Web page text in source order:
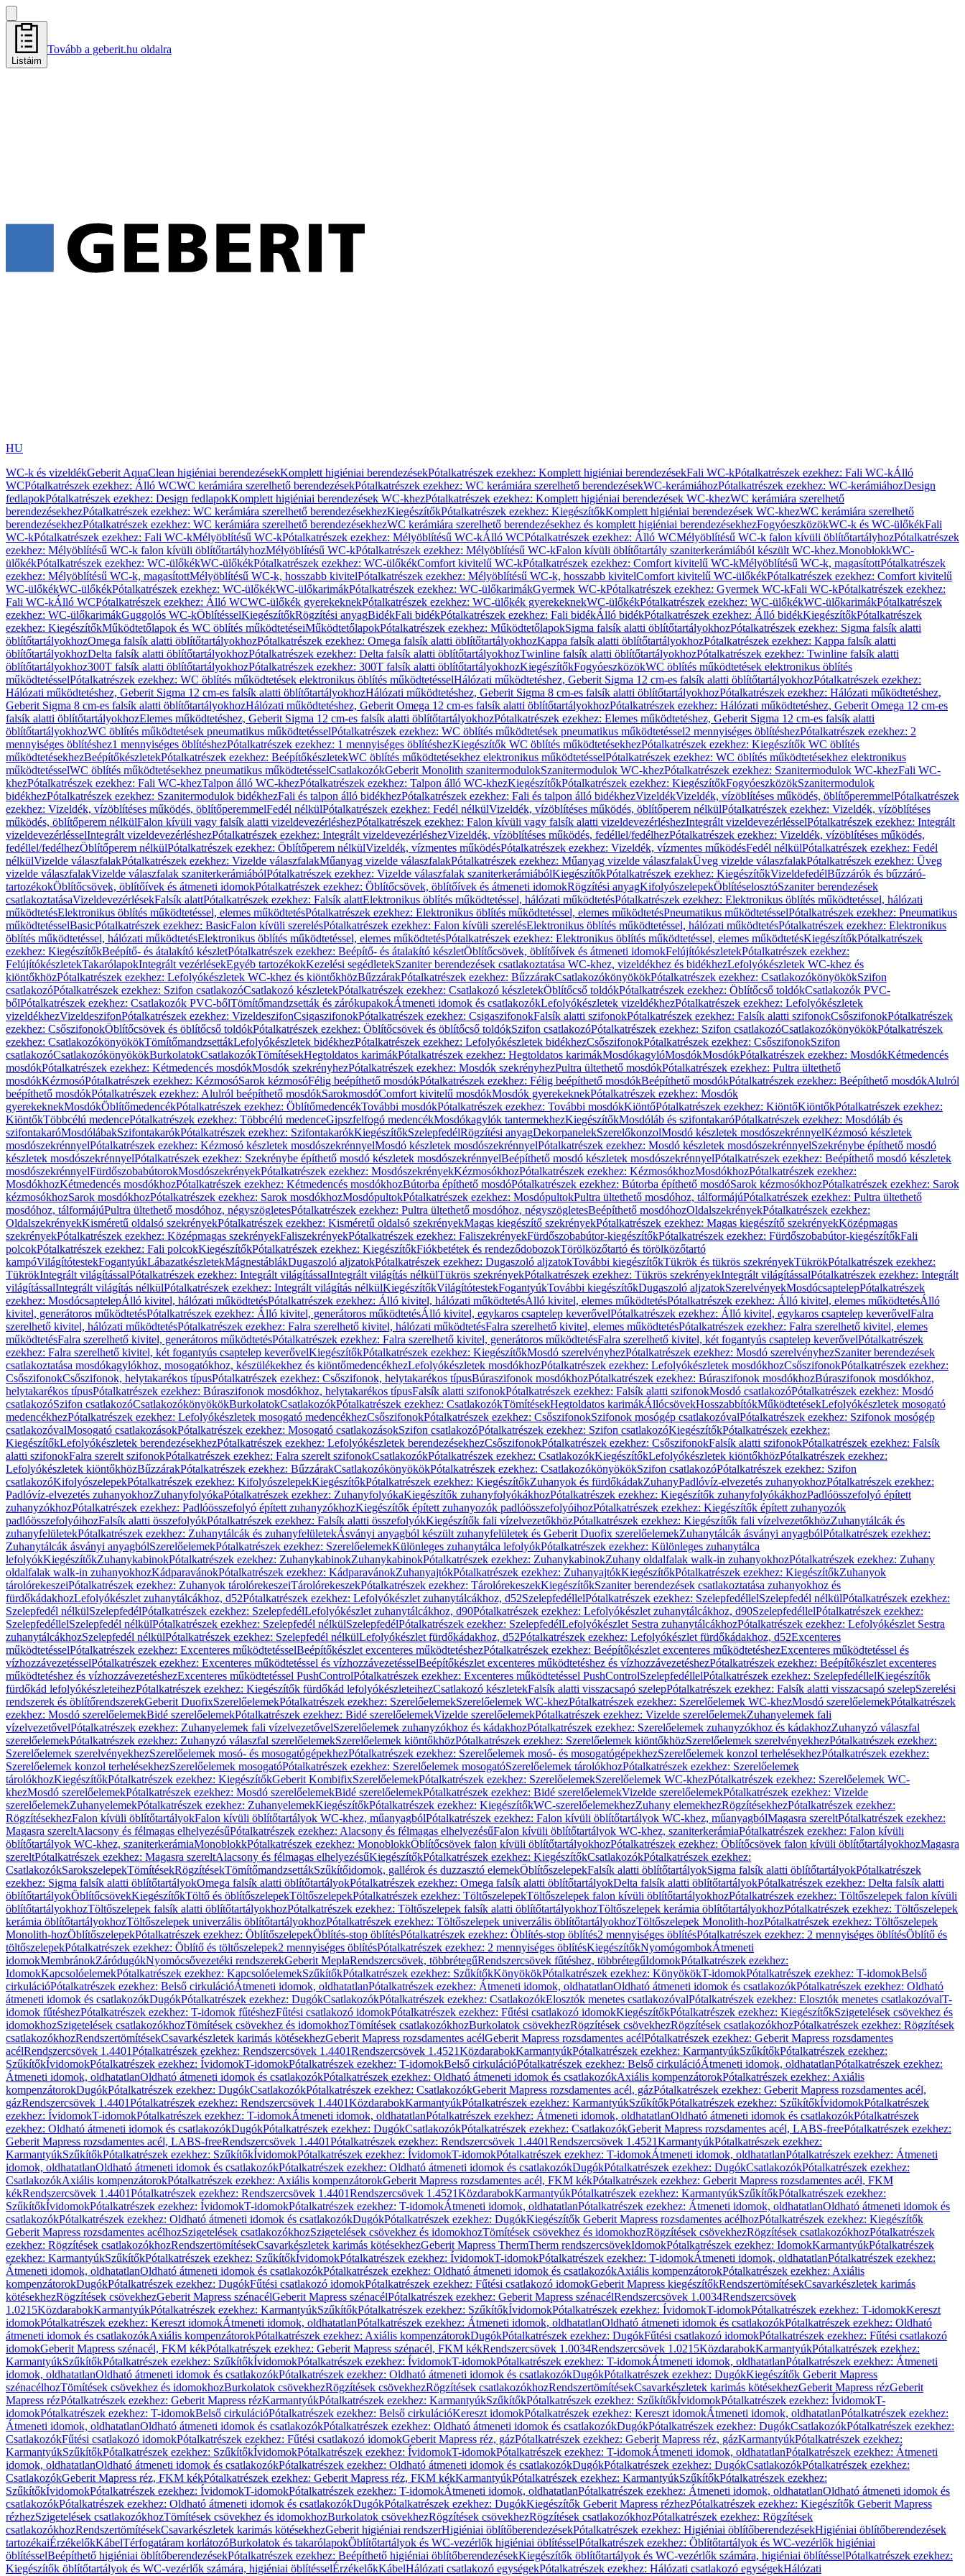
Listáim
Tovább a geberit.hu oldalra
HU
WC-k és vizeldékGeberit AquaClean higiéniai berendezésekKomplett higiéniai berendezésekPótalkatrészek ezekhez: Komplett higiéniai berendezésekFali WC-kPótalkatrészek ezekhez: Fali WC-kÁlló
WCPótalkatrészek ezekhez: Álló WCWC kerámiára szerelhető berendezésekPótalkatrészek ezekhez: WC kerámiára szerelhető berendezésekWC-kerámiáhozPótalkatrészek ezekhez: WC-kerámiáhozDesign
fedlapokPótalkatrészek ezekhez: Design fedlapokKomplett higiéniai berendezések WC-khezPótalkatrészek ezekhez: Komplett higiéniai berendezések WC-khezWC kerámiára szerelhető
berendezésekhezPótalkatrészek ezekhez: WC kerámiára szerelhető berendezésekhezKiegészítőkPótalkatrészek ezekhez: KiegészítőkKomplett higiéniai berendezések WC-khezWC kerámiára szerelhető
berendezésekhezPótalkatrészek ezekhez: WC kerámiára szerelhető berendezésekhezWC kerámiára szerelhető berendezésekhez és komplett higiéniai berendezésekhezFogyóeszközökWC-k és WC-ülőkékFali
WC-kPótalkatrészek ezekhez: Fali WC-kMélyöblítésű WC-kPótalkatrészek ezekhez: Mélyöblítésű WC-kÁlló WCPótalkatrészek ezekhez: Álló WCMélyöblítésű WC-k falon kívüli öblítőtartályhozPótalkatrészek
ezekhez: Mélyöblítésű WC-k falon kívüli öblítőtartályhozMélyöblítésű WC-kPótalkatrészek ezekhez: Mélyöblítésű WC-kFalon kívüli öblítőtartály szaniterkerámiából készült WC-khez.MonoblokkWC-
ülőkékPótalkatrészek ezekhez: WC-ülőkékWC-ülőkékPótalkatrészek ezekhez: WC-ülőkékComfort kivitelű WC-kPótalkatrészek ezekhez: Comfort kivitelű WC-kMélyöblítésű WC-k, magasítottPótalkatrészek
ezekhez: Mélyöblítésű WC-k, magasítottMélyöblítésű WC-k, hosszabb kivitelPótalkatrészek ezekhez: Mélyöblítésű WC-k, hosszabb kivitelComfort kivitelű WC-ülőkékPótalkatrészek ezekhez: Comfort kivitelű
WC-ülőkékWC-ülőkékPótalkatrészek ezekhez: WC-ülőkékWC-ülőkarimákPótalkatrészek ezekhez: WC-ülőkarimákGyermek WC-kPótalkatrészek ezekhez: Gyermek WC-kFali WC-kPótalkatrészek ezekhez:
Fali WC-kÁlló WCPótalkatrészek ezekhez: Álló WCWC-ülőkék gyerekeknekPótalkatrészek ezekhez: WC-ülőkék gyerekeknekWC-ülőkékPótalkatrészek ezekhez: WC-ülőkékWC-ülőkarimákPótalkatrészek
ezekhez: WC-ülőkarimákGuggolós WC-kÖblítésselKiegészítőkRögzítési anyagBidékFali bidékPótalkatrészek ezekhez: Fali bidékÁlló bidékPótalkatrészek ezekhez: Álló bidékKiegészítőkPótalkatrészek
ezekhez: KiegészítőkMűködtetőlapok és WC öblítés működtetéseiMűködtetőlapokPótalkatrészek ezekhez: MűködtetőlapokSigma falsík alatti öblítőtartályokhozPótalkatrészek ezekhez: Sigma falsík alatti
öblítőtartályokhozOmega falsík alatti öblítőtartályokhozPótalkatrészek ezekhez: Omega falsík alatti öblítőtartályokhozKappa falsík alatti öblítőtartályokhozPótalkatrészek ezekhez: Kappa falsík alatti
öblítőtartályokhozDelta falsík alatti öblítőtartályokhozPótalkatrészek ezekhez: Delta falsík alatti öblítőtartályokhozTwinline falsík alatti öblítőtartályokhozPótalkatrészek ezekhez: Twinline falsík alatti
öblítőtartályokhoz300T falsík alatti öblítőtartályokhozPótalkatrészek ezekhez: 300T falsík alatti öblítőtartályokhozKiegészítőkFogyóeszközökWC öblítés működtetések elektronikus öblítés
működtetésselPótalkatrészek ezekhez: WC öblítés működtetések elektronikus öblítés működtetésselHálózati működtetéshez, Geberit Sigma 12 cm-es falsík alatti öblítőtartályokhozPótalkatrészek ezekhez:
Hálózati működtetéshez, Geberit Sigma 12 cm-es falsík alatti öblítőtartályokhozHálózati működtetéshez, Geberit Sigma 8 cm-es falsík alatti öblítőtartályokhozPótalkatrészek ezekhez: Hálózati működtetéshez,
Geberit Sigma 8 cm-es falsík alatti öblítőtartályokhozHálózati működtetéshez, Geberit Omega 12 cm-es falsík alatti öblítőtartályokhozPótalkatrészek ezekhez: Hálózati működtetéshez, Geberit Omega 12 cm-es
falsík alatti öblítőtartályokhozElemes működtetéshez, Geberit Sigma 12 cm-es falsík alatti öblítőtartályokhozPótalkatrészek ezekhez: Elemes működtetéshez, Geberit Sigma 12 cm-es falsík alatti
öblítőtartályokhozWC öblítés működtetések pneumatikus működtetésselPótalkatrészek ezekhez: WC öblítés működtetések pneumatikus működtetéssel2 mennyiséges öblítéshezPótalkatrészek ezekhez: 2
mennyiséges öblítéshez1 mennyiséges öblítéshezPótalkatrészek ezekhez: 1 mennyiséges öblítéshezKiegészítők WC öblítés működtetésekhezPótalkatrészek ezekhez: Kiegészítők WC öblítés
működtetésekhezBeépítőkészletekPótalkatrészek ezekhez: BeépítőkészletekWC öblítés működtetésekhez elektronikus működtetésselPótalkatrészek ezekhez: WC öblítés működtetésekhez elektronikus
működtetésselWC öblítés működtetésekhez pneumatikus működtetésselCsatlakozókGeberit Monolith szanitermodulokSzanitermodulok WC-khezPótalkatrészek ezekhez: Szanitermodulok WC-khezFali WC-
khezPótalkatrészek ezekhez: Fali WC-khezTalpon álló WC-khezPótalkatrészek ezekhez: Talpon álló WC-khezKiegészítőkPótalkatrészek ezekhez: KiegészítőkFogyóeszközökSzanitermodulok
bidékhezPótalkatrészek ezekhez: Szanitermodulok bidékhezFali és talpon álló bidékhezPótalkatrészek ezekhez: Fali és talpon álló bidékhezVizeldékVizeldék, vízöblítéses működés, öblítőperemmelPótalkatrészek
ezekhez: Vizeldék, vízöblítéses működés, öblítőperemmelFedél nélkülPótalkatrészek ezekhez: Fedél nélkülVizeldék, vízöblítéses működés, öblítőperem nélkülPótalkatrészek ezekhez: Vizeldék, vízöblítéses
működés, öblítőperem nélkülFalon kívüli vagy falsík alatti vizeldevezérléshezPótalkatrészek ezekhez: Falon kívüli vagy falsík alatti vizeldevezérléshezIntegrált vizeldevezérlésselPótalkatrészek ezekhez: Integrált
vizeldevezérlésselIntegrált vizeldevezérléshezPótalkatrészek ezekhez: Integrált vizeldevezérléshezVizeldék, vízöblítéses működés, fedéllel/fedélhezPótalkatrészek ezekhez: Vizeldék, vízöblítéses működés,
fedéllel/fedélhezÖblítőperem nélkülPótalkatrészek ezekhez: Öblítőperem nélkülVizeldék, vízmentes működésPótalkatrészek ezekhez: Vizeldék, vízmentes működésFedél nélkülPótalkatrészek ezekhez: Fedél
nélkülVizelde válaszfalakPótalkatrészek ezekhez: Vizelde válaszfalakMűanyag vizelde válaszfalakPótalkatrészek ezekhez: Műanyag vizelde válaszfalakÜveg vizelde válaszfalakPótalkatrészek ezekhez: Üveg
vizelde válaszfalakVizelde válaszfalak szaniterkerámiábólPótalkatrészek ezekhez: Vizelde válaszfalak szaniterkerámiábólKiegészítőkPótalkatrészek ezekhez: KiegészítőkVizeldefedélBűzzárók és bűzzáró-
tartozékokÖblítőcsövek, öblítőívek és átmeneti idomokPótalkatrészek ezekhez: Öblítőcsövek, öblítőívek és átmeneti idomokRögzítési anyagKifolyószelepekÖblítéselosztóSzaniter berendezések
csatlakoztatásaVizeldevezérlésekFalsík alattPótalkatrészek ezekhez: Falsík alattElektronikus öblítés működtetéssel, hálózati működtetésPótalkatrészek ezekhez: Elektronikus öblítés működtetéssel, hálózati
működtetésElektronikus öblítés működtetéssel, elemes működtetésPótalkatrészek ezekhez: Elektronikus öblítés működtetéssel, elemes működtetésPneumatikus működtetésselPótalkatrészek ezekhez: Pneumatikus
működtetésselBasicPótalkatrészek ezekhez: BasicFalon kívüli szerelésPótalkatrészek ezekhez: Falon kívüli szerelésElektronikus öblítés működtetéssel, hálózati működtetésPótalkatrészek ezekhez: Elektronikus
öblítés működtetéssel, hálózati működtetésElektronikus öblítés működtetéssel, elemes működtetésPótalkatrészek ezekhez: Elektronikus öblítés működtetéssel, elemes működtetésKiegészítőkPótalkatrészek
ezekhez: KiegészítőkBeépítő- és átalakító készletPótalkatrészek ezekhez: Beépítő- és átalakító készletÖblítőcsövek, öblítőívek és átmeneti idomokFelújítókészletekPótalkatrészek ezekhez:
FelújítókészletekTakarólapokIntegrált vezérlésekEgyéb tartozékokKezelési segédletekSzaniter berendezések csatlakoztatása WC-khez, vizeldékhez és bidékhezLefolyókészletek WC-khez és
kiöntőkhözPótalkatrészek ezekhez: Lefolyókészletek WC-khez és kiöntőkhözBűzzárakPótalkatrészek ezekhez: BűzzárakCsatlakozókönyökökPótalkatrészek ezekhez: CsatlakozókönyökökSzifon
csatlakozóPótalkatrészek ezekhez: Szifon csatlakozóCsatlakozó készletekPótalkatrészek ezekhez: Csatlakozó készletekÖblítőcső toldókPótalkatrészek ezekhez: Öblítőcső toldókCsatlakozók PVC-
bőlPótalkatrészek ezekhez: Csatlakozók PVC-bőlTömítőmandzsetták és zárókupakokÁtmeneti idomok és csatlakozókLefolyókészletek vizeldékhezPótalkatrészek ezekhez: Lefolyókészletek
vizeldékhezVizeldeszifonPótalkatrészek ezekhez: VizeldeszifonCsigaszifonokPótalkatrészek ezekhez: CsigaszifonokFalsík alatti szifonokPótalkatrészek ezekhez: Falsík alatti szifonokCsőszifonokPótalkatrészek
ezekhez: CsőszifonokÖblítőcsövek és öblítőcső toldókPótalkatrészek ezekhez: Öblítőcsövek és öblítőcső toldókSzifon csatlakozóPótalkatrészek ezekhez: Szifon csatlakozóCsatlakozókönyökökPótalkatrészek
ezekhez: CsatlakozókönyökökTömítőmandzsettákLefolyókészletek bidékhezPótalkatrészek ezekhez: Lefolyókészletek bidékhezCsőszifonokPótalkatrészek ezekhez: CsőszifonokSzifon
csatlakozóCsatlakozókönyökökBurkolatokCsatlakozókTömítésekHegtoldatos karimákPótalkatrészek ezekhez: Hegtoldatos karimákMosdókagylóMosdókMosdókPótalkatrészek ezekhez: MosdókKétmedencés
mosdókPótalkatrészek ezekhez: Kétmedencés mosdókMosdók szekrényhezPótalkatrészek ezekhez: Mosdók szekrényhezPultra ültethető mosdókPótalkatrészek ezekhez: Pultra ültethető
mosdókKézmosóPótalkatrészek ezekhez: KézmosóSarok kézmosóFélig beépíthető mosdókPótalkatrészek ezekhez: Félig beépíthető mosdókBeépíthető mosdókPótalkatrészek ezekhez: Beépíthető mosdókAlulról
beépíthető mosdókPótalkatrészek ezekhez: Alulról beépíthető mosdókSarokmosdóComfort kivitelű mosdókMosdók gyerekeknekPótalkatrészek ezekhez: Mosdók
gyerekeknekMosdókÖblítőmedencékPótalkatrészek ezekhez: ÖblítőmedencékTovábbi mosdókPótalkatrészek ezekhez: További mosdókKiöntőPótalkatrészek ezekhez: KiöntőKiöntőkPótalkatrészek ezekhez:
KiöntőkTöbbcélú medencePótalkatrészek ezekhez: Többcélú medenceGipszfelfogó medencékMosdókagylók tantermekhezKiegészítőkMosdóláb és szifontakaróPótalkatrészek ezekhez: Mosdóláb és
szifontakaróMosdólábakSzifontakarókPótalkatrészek ezekhez: SzifontakarókKiegészítőkSzelepfedélRögzítési anyagDekorpanelekSzerelőkonzolMosdó készletek mosdószekrénnyelKézmosó készletek
mosdószekrénnyelPótalkatrészek ezekhez: Kézmosó készletek mosdószekrénnyelMosdó készletek mosdószekrénnyelPótalkatrészek ezekhez: Mosdó készletek mosdószekrénnyelSzekrénybe építhető mosdó
készletek mosdószekrénnyelPótalkatrészek ezekhez: Szekrénybe építhető mosdó készletek mosdószekrénnyelBeépíthető mosdó készletek mosdószekrénnyelPótalkatrészek ezekhez: Beépíthető mosdó készletek
mosdószekrénnyelFürdőszobabútorokMosdószekrényekPótalkatrészek ezekhez: MosdószekrényekKézmosókhozPótalkatrészek ezekhez: KézmosókhozMosdókhozPótalkatrészek ezekhez:
MosdókhozKétmedencés mosdókhozPótalkatrészek ezekhez: Kétmedencés mosdókhozBútorba építhető mosdóPótalkatrészek ezekhez: Bútorba építhető mosdóSarok kézmosókhozPótalkatrészek ezekhez: Sarok
kézmosókhozSarok mosdókhozPótalkatrészek ezekhez: Sarok mosdókhozMosdópultokPótalkatrészek ezekhez: MosdópultokPultra ültethető mosdóhoz, tálformájúPótalkatrészek ezekhez: Pultra ültethető
mosdóhoz, tálformájúPultra ültethető mosdóhoz, négyszögletesPótalkatrészek ezekhez: Pultra ültethető mosdóhoz, négyszögletesBeépíthető mosdóhozOldalszekrényekPótalkatrészek ezekhez:
OldalszekrényekKisméretű oldalsó szekrényekPótalkatrészek ezekhez: Kisméretű oldalsó szekrényekMagas kiegészítő szekrényekPótalkatrészek ezekhez: Magas kiegészítő szekrényekKözépmagas
szekrényekPótalkatrészek ezekhez: Középmagas szekrényekFaliszekrényekPótalkatrészek ezekhez: FaliszekrényekFürdőszobabútor-kiegészítőkPótalkatrészek ezekhez: Fürdőszobabútor-kiegészítőkFali
polcokPótalkatrészek ezekhez: Fali polcokKiegészítőkPótalkatrészek ezekhez: KiegészítőkFiókbetétek és rendeződobozokTörölközőtartó és törölközőtartó
kampóVilágítótestekFogantyúkLábazatkészletekMágnestáblákDugaszoló aljzatokPótalkatrészek ezekhez: Dugaszoló aljzatokTovábbi kiegészítőkTükrök és tükrös szekrényekTükrökPótalkatrészek ezekhez:
TükrökIntegrált világítássalPótalkatrészek ezekhez: Integrált világítássalIntegrált világítás nélkülTükrös szekrényekPótalkatrészek ezekhez: Tükrös szekrényekIntegrált világítássalPótalkatrészek ezekhez: Integrált
világítássalIntegrált világítás nélkülPótalkatrészek ezekhez: Integrált világítás nélkülKiegészítőkVilágítótestekFogantyúkTovábbi kiegészítőkDugaszoló aljzatokSzerelvényekMosdócsaptelepPótalkatrészek
ezekhez: MosdócsaptelepÁlló kivitel, hálózati működtetésPótalkatrészek ezekhez: Álló kivitel, hálózati működtetésÁlló kivitel, elemes működtetésPótalkatrészek ezekhez: Álló kivitel, elemes működtetésÁlló
kivitel, generátoros működtetésPótalkatrészek ezekhez: Álló kivitel, generátoros működtetésÁlló kivitel, egykaros csaptelep keverővelPótalkatrészek ezekhez: Álló kivitel, egykaros csaptelep keverővelFalra
szerelhető kivitel, hálózati működtetésPótalkatrészek ezekhez: Falra szerelhető kivitel, hálózati működtetésFalra szerelhető kivitel, elemes működtetésPótalkatrészek ezekhez: Falra szerelhető kivitel, elemes
működtetésFalra szerelhető kivitel, generátoros működtetésPótalkatrészek ezekhez: Falra szerelhető kivitel, generátoros működtetésFalra szerelhető kivitel, két fogantyús csaptelep keverővelPótalkatrészek
ezekhez: Falra szerelhető kivitel, két fogantyús csaptelep keverővelKiegészítőkPótalkatrészek ezekhez: KiegészítőkMosdó szerelvényhezPótalkatrészek ezekhez: Mosdó szerelvényhezSzaniter berendezések
csatlakoztatása mosdókagylókhoz, mosogatókhoz, készülékekhez és kiöntőmedencékhezLefolyókészletek mosdókhozPótalkatrészek ezekhez: Lefolyókészletek mosdókhozCsőszifonokPótalkatrészek ezekhez:
CsőszifonokCsőszifonok, helytakarékos típusPótalkatrészek ezekhez: Csőszifonok, helytakarékos típusBúraszifonok mosdókhozPótalkatrészek ezekhez: Búraszifonok mosdókhozBúraszifonok mosdókhoz,
helytakarékos típusPótalkatrészek ezekhez: Búraszifonok mosdókhoz, helytakarékos típusFalsík alatti szifonokPótalkatrészek ezekhez: Falsík alatti szifonokMosdó csatlakozóPótalkatrészek ezekhez: Mosdó
csatlakozóSzifon csatlakozóCsatlakozókönyökökBurkolatokCsatlakozókPótalkatrészek ezekhez: CsatlakozókTömítésekHegtoldatos karimákÁllócsövekHosszabbítókMűködtetésekLefolyókészletek mosogató
medencékhezPótalkatrészek ezekhez: Lefolyókészletek mosogató medencékhezCsőszifonokPótalkatrészek ezekhez: CsőszifonokSzifonok mosógép csatlakozóvalPótalkatrészek ezekhez: Szifonok mosógép
csatlakozóvalMosogató csatlakozásokPótalkatrészek ezekhez: Mosogató csatlakozásokSzifon csatlakozóPótalkatrészek ezekhez: Szifon csatlakozóKiegészítőkPótalkatrészek ezekhez:
KiegészítőkLefolyókészletek berendezésekhezPótalkatrészek ezekhez: Lefolyókészletek berendezésekhezCsőszifonokPótalkatrészek ezekhez: CsőszifonokFalsík alatti szifonokPótalkatrészek ezekhez: Falsík
alatti szifonokFalra szerelt szifonokPótalkatrészek ezekhez: Falra szerelt szifonokCsatlakozókPótalkatrészek ezekhez: CsatlakozókKiegészítőkLefolyókészletek kiöntőkhözPótalkatrészek ezekhez:
Lefolyókészletek kiöntőkhözBűzzárakPótalkatrészek ezekhez: BűzzárakCsatlakozókönyökökPótalkatrészek ezekhez: CsatlakozókönyökökSzifon csatlakozóPótalkatrészek ezekhez: Szifon
csatlakozóKifolyószelepekPótalkatrészek ezekhez: KifolyószelepekKiegészítőkPótalkatrészek ezekhez: KiegészítőkZuhanyok és fürdőkádakZuhanyPadlóvíz-elvezetés zuhanyokhozPótalkatrészek ezekhez:
Padlóvíz-elvezetés zuhanyokhozZuhanyfolyókaPótalkatrészek ezekhez: ZuhanyfolyókaKiegészítők zuhanyfolyókákhozPótalkatrészek ezekhez: Kiegészítők zuhanyfolyókákhozPadlóösszefolyó épített
zuhanyzókhozPótalkatrészek ezekhez: Padlóösszefolyó épített zuhanyzókhozKiegészítők épített zuhanyozók padlóösszefolyóihozPótalkatrészek ezekhez: Kiegészítők épített zuhanyozók
padlóösszefolyóihozFalsík alatti összefolyókPótalkatrészek ezekhez: Falsík alatti összefolyókKiegészítők fali vízelvezetőkhözPótalkatrészek ezekhez: Kiegészítők fali vízelvezetőkhözZuhanytálcák és
zuhanyfelületekPótalkatrészek ezekhez: Zuhanytálcák és zuhanyfelületekÁsványi anyagból készült zuhanyfelületek és Geberit Duofix szerelőelemekZuhanytálcák ásványi anyagbólPótalkatrészek ezekhez:
Zuhanytálcák ásványi anyagbólSzerelőelemekPótalkatrészek ezekhez: SzerelőelemekKülönleges zuhanytálca lefolyókPótalkatrészek ezekhez: Különleges zuhanytálca
lefolyókKiegészítőkZuhanykabinokPótalkatrészek ezekhez: ZuhanykabinokZuhanykabinokPótalkatrészek ezekhez: ZuhanykabinokZuhany oldalfalak walk-in zuhanyokhozPótalkatrészek ezekhez: Zuhany
oldalfalak walk-in zuhanyokhozKádparavánokPótalkatrészek ezekhez: KádparavánokZuhanyajtókPótalkatrészek ezekhez: ZuhanyajtókKiegészítőkPótalkatrészek ezekhez: KiegészítőkZuhanyok
tárolórekeszeiPótalkatrészek ezekhez: Zuhanyok tárolórekeszeiTárolórekeszekPótalkatrészek ezekhez: TárolórekeszekKiegészítőkSzaniter berendezések csatlakoztatása zuhanyokhoz és
fürdőkádakhozLefolyókészlet zuhanytálcákhoz, d52Pótalkatrészek ezekhez: Lefolyókészlet zuhanytálcákhoz, d52SzelepfedéllelPótalkatrészek ezekhez: SzelepfedéllelSzelepfedél nélkülPótalkatrészek ezekhez:
Szelepfedél nélkülSzelepfedélPótalkatrészek ezekhez: SzelepfedélLefolyókészlet zuhanytálcákhoz, d90Pótalkatrészek ezekhez: Lefolyókészlet zuhanytálcákhoz, d90SzelepfedéllelPótalkatrészek ezekhez:
SzelepfedéllelSzelepfedél nélkülPótalkatrészek ezekhez: Szelepfedél nélkülSzelepfedélPótalkatrészek ezekhez: SzelepfedélLefolyókészlet Sestra zuhanytálcákhozPótalkatrészek ezekhez: Lefolyókészlet Sestra
zuhanytálcákhozSzelepfedél nélkülPótalkatrészek ezekhez: Szelepfedél nélkülLefolyókészlet fürdőkádakhoz, d52Pótalkatrészek ezekhez: Lefolyókészlet fürdőkádakhoz, d52Excenteres
működtetésselPótalkatrészek ezekhez: Excenteres működtetésselBeépítőkészlet excenteres működtetéshezPótalkatrészek ezekhez: Beépítőkészlet excenteres működtetéshezExcenteres működtetéssel és
vízhozzávezetésselPótalkatrészek ezekhez: Excenteres működtetéssel és vízhozzávezetésselBeépítőkészlet excenteres működtetéshez és vízhozzávezetéshezPótalkatrészek ezekhez: Beépítőkészlet excenteres
működtetéshez és vízhozzávezetéshezExcenteres működtetéssel PushControlPótalkatrészek ezekhez: Excenteres működtetéssel PushControlSzelepfedéllelPótalkatrészek ezekhez: SzelepfedéllelKiegészítők
fürdőkád lefolyókészleteihezPótalkatrészek ezekhez: Kiegészítők fürdőkád lefolyókészleteihezCsatlakozó készletekFalsík alatti visszacsapó szelepPótalkatrészek ezekhez: Falsík alatti visszacsapó szelepSzerelési
rendszerek és öblítőrendszerekGeberit DuofixSzerelőelemekPótalkatrészek ezekhez: SzerelőelemekSzerelőelemek WC-khezPótalkatrészek ezekhez: Szerelőelemek WC-khezMosdó szerelőelemekPótalkatrészek
ezekhez: Mosdó szerelőelemekBidé szerelőelemekPótalkatrészek ezekhez: Bidé szerelőelemekVizelde szerelőelemekPótalkatrészek ezekhez: Vizelde szerelőelemekZuhanyelemek fali
vízelvezetővelPótalkatrészek ezekhez: Zuhanyelemek fali vízelvezetővelSzerelőelemek zuhanyzókhoz és kádakhozPótalkatrészek ezekhez: Szerelőelemek zuhanyzókhoz és kádakhozZuhanyzó válaszfal
szerelőelemekPótalkatrészek ezekhez: Zuhanyzó válaszfal szerelőelemekSzerelőelemek kiöntőkhözPótalkatrészek ezekhez: Szerelőelemek kiöntőkhözSzerelőelemek szerelvényekhezPótalkatrészek ezekhez:
Szerelőelemek szerelvényekhezSzerelőelemek mosó- és mosogatógépekhezPótalkatrészek ezekhez: Szerelőelemek mosó- és mosogatógépekhezSzerelőelemek konzol terhelésekhezPótalkatrészek ezekhez:
Szerelőelemek konzol terhelésekhezSzerelőelemek mosogatóPótalkatrészek ezekhez: Szerelőelemek mosogatóSzerelőelemek tárolókhozPótalkatrészek ezekhez: Szerelőelemek
tárolókhozKiegészítőkPótalkatrészek ezekhez: KiegészítőkGeberit KombifixSzerelőelemekPótalkatrészek ezekhez: SzerelőelemekSzerelőelemek WC-khezPótalkatrészek ezekhez: Szerelőelemek WC-
khezMosdó szerelőelemekPótalkatrészek ezekhez: Mosdó szerelőelemekBidé szerelőelemekPótalkatrészek ezekhez: Bidé szerelőelemekVizelde szerelőelemekPótalkatrészek ezekhez: Vizelde
szerelőelemekZuhanyelemekPótalkatrészek ezekhez: ZuhanyelemekKiegészítőkPótalkatrészek ezekhez: KiegészítőkWC-szerelőelemekhezZuhany elemekhezRögzítésekhezPótalkatrészek ezekhez:
RögzítésekhezFalon kívüli öblítőtartályokFalon kívüli öblítőtartályok WC-khez, műanyagbólPótalkatrészek ezekhez: Falon kívüli öblítőtartályok WC-khez, műanyagbólMagasra szereltPótalkatrészek ezekhez:
Magasra szereltAlacsony és félmagas elhelyezésűPótalkatrészek ezekhez: Alacsony és félmagas elhelyezésűFalon kívüli öblítőtartályok WC-khez, szaniterkerámiaPótalkatrészek ezekhez: Falon kívüli
öblítőtartályok WC-khez, szaniterkerámiaMonoblokkPótalkatrészek ezekhez: MonoblokkÖblítőcsövek falon kívüli öblítőtartályokhozPótalkatrészek ezekhez: Öblítőcsövek falon kívüli öblítőtartályokhozMagasra
szereltPótalkatrészek ezekhez: Magasra szereltAlacsony és félmagas elhelyezésűKiegészítőkPótalkatrészek ezekhez: KiegészítőkCsatlakozókPótalkatrészek ezekhez:
CsatlakozókSarokszelepekTömítésekRögzítésekTömítőmandzsettákSzűkítőidomok, gallérok és duzzasztó elemekÖblítőszelepekFalsík alatti öblítőtartályokSigma falsík alatti öblítőtartályokPótalkatrészek
ezekhez: Sigma falsík alatti öblítőtartályokOmega falsík alatti öblítőtartályokPótalkatrészek ezekhez: Omega falsík alatti öblítőtartályokDelta falsík alatti öblítőtartályokPótalkatrészek ezekhez: Delta falsík alatti
öblítőtartályokÖblítőcsövekKiegészítőkTöltő és öblítőszelepekTöltőszelepekPótalkatrészek ezekhez: TöltőszelepekTöltőszelepek falon kívüli öblítőtartályokhozPótalkatrészek ezekhez: Töltőszelepek falon kívüli
öblítőtartályokhozTöltőszelepek falsík alatti öblítőtartályokhozPótalkatrészek ezekhez: Töltőszelepek falsík alatti öblítőtartályokhozTöltőszelepek kerámia öblítőtartályokhozPótalkatrészek ezekhez: Töltőszelepek
kerámia öblítőtartályokhozTöltőszelepek univerzális öblítőtartályokhozPótalkatrészek ezekhez: Töltőszelepek univerzális öblítőtartályokhozTöltőszelepek Monolith-hozPótalkatrészek ezekhez: Töltőszelepek
Monolith-hozÖblítőszelepekPótalkatrészek ezekhez: ÖblítőszelepekÖblítés-stop öblítésPótalkatrészek ezekhez: Öblítés-stop öblítés2 mennyiséges öblítésPótalkatrészek ezekhez: 2 mennyiséges öblítésÖblítő és
töltőszelepekPótalkatrészek ezekhez: Öblítő és töltőszelepek2 mennyiséges öblítésPótalkatrészek ezekhez: 2 mennyiséges öblítésKiegészítőkNyomógombokÁtmeneti
idomokMembránokZáródugókNyomócsővezetéki rendszerekGeberit MeplaRendszercsövek, többrétegűRendszercsövek fűtéshez, többrétegűIdomokPótalkatrészek ezekhez:
IdomokKapcsolóelemekPótalkatrészek ezekhez: KapcsolóelemekSzűkítőkPótalkatrészek ezekhez: SzűkítőkKönyökökPótalkatrészek ezekhez: KönyökökT-idomokPótalkatrészek ezekhez: T-idomokBelső
cirkulációPótalkatrészek ezekhez: Belső cirkulációÁtmeneti idomok, oldhatatlanPótalkatrészek ezekhez: Átmeneti idomok, oldhatatlanOldható átmeneti idomok és csatlakozókPótalkatrészek ezekhez: Oldható
átmeneti idomok és csatlakozókDugókPótalkatrészek ezekhez: DugókCsatlakozókPótalkatrészek ezekhez: CsatlakozókElosztók menetes csatlakozóvalPótalkatrészek ezekhez: Elosztók menetes csatlakozóvalT-
idomok fűtéshezPótalkatrészek ezekhez: T-idomok fűtéshezFűtési csatlakozó idomokPótalkatrészek ezekhez: Fűtési csatlakozó idomokKiegészítőkPótalkatrészek ezekhez: KiegészítőkSzigetelések csövekhez és
idomokhozSzigetelések csatlakozókhozTömítések csövekhez és idomokhozTömítések csatlakozókhozBurkolatok csövekhezRögzítések csövekhezRögzítések csatlakozókhozPótalkatrészek ezekhez: Rögzítések
csatlakozókhozRendszertömítésekCsavarkészletek karimás kötésekhezGeberit Mapress rozsdamentes acélGeberit Mapress rozsdamentes acélPótalkatrészek ezekhez: Geberit Mapress rozsdamentes
acélRendszercsövek 1.4401Pótalkatrészek ezekhez: Rendszercsövek 1.4401Rendszercsövek 1.4521KözdarabokKarmantyúkPótalkatrészek ezekhez: KarmantyúkSzűkítőkPótalkatrészek ezekhez:
SzűkítőkÍvidomokPótalkatrészek ezekhez: ÍvidomokT-idomokPótalkatrészek ezekhez: T-idomokBelső cirkulációPótalkatrészek ezekhez: Belső cirkulációÁtmeneti idomok, oldhatatlanPótalkatrészek ezekhez:
Átmeneti idomok, oldhatatlanOldható átmeneti idomok és csatlakozókPótalkatrészek ezekhez: Oldható átmeneti idomok és csatlakozókAxiális kompenzátorokPótalkatrészek ezekhez: Axiális
kompenzátorokDugókPótalkatrészek ezekhez: DugókCsatlakozókPótalkatrészek ezekhez: CsatlakozókGeberit Mapress rozsdamentes acél, gázPótalkatrészek ezekhez: Geberit Mapress rozsdamentes acél,
gázRendszercsövek 1.4401Pótalkatrészek ezekhez: Rendszercsövek 1.4401KözdarabokKarmantyúkPótalkatrészek ezekhez: KarmantyúkSzűkítőkPótalkatrészek ezekhez: SzűkítőkÍvidomokPótalkatrészek
ezekhez: ÍvidomokT-idomokPótalkatrészek ezekhez: T-idomokÁtmeneti idomok, oldhatatlanPótalkatrészek ezekhez: Átmeneti idomok, oldhatatlanOldható átmeneti idomok és csatlakozókPótalkatrészek
ezekhez: Oldható átmeneti idomok és csatlakozókDugókPótalkatrészek ezekhez: DugókCsatlakozókPótalkatrészek ezekhez: CsatlakozókGeberit Mapress rozsdamentes acél, LABS-freePótalkatrészek ezekhez:
Geberit Mapress rozsdamentes acél, LABS-freeRendszercsövek 1.4401Pótalkatrészek ezekhez: Rendszercsövek 1.4401Rendszercsövek 1.4521KarmantyúkPótalkatrészek ezekhez:
KarmantyúkSzűkítőkPótalkatrészek ezekhez: SzűkítőkÍvidomokPótalkatrészek ezekhez: ÍvidomokT-idomokPótalkatrészek ezekhez: T-idomokÁtmeneti idomok, oldhatatlanPótalkatrészek ezekhez: Átmeneti
idomok, oldhatatlanOldható átmeneti idomok és csatlakozókPótalkatrészek ezekhez: Oldható átmeneti idomok és csatlakozókDugókPótalkatrészek ezekhez: DugókCsatlakozókPótalkatrészek ezekhez:
CsatlakozókAxiális kompenzátorokPótalkatrészek ezekhez: Axiális kompenzátorokGeberit Mapress rozsdamentes acél, FKM kékPótalkatrészek ezekhez: Geberit Mapress rozsdamentes acél, FKM
kékRendszercsövek 1.4401Pótalkatrészek ezekhez: Rendszercsövek 1.4401Rendszercsövek 1.4521KözdarabokKarmantyúkPótalkatrészek ezekhez: KarmantyúkSzűkítőkPótalkatrészek ezekhez:
SzűkítőkÍvidomokPótalkatrészek ezekhez: ÍvidomokT-idomokPótalkatrészek ezekhez: T-idomokÁtmeneti idomok, oldhatatlanPótalkatrészek ezekhez: Átmeneti idomok, oldhatatlanOldható átmeneti idomok és
csatlakozókPótalkatrészek ezekhez: Oldható átmeneti idomok és csatlakozókDugókPótalkatrészek ezekhez: DugókKiegészítők Geberit Mapress rozsdamentes acélhozPótalkatrészek ezekhez: Kiegészítők
Geberit Mapress rozsdamentes acélhozSzigetelések csatlakozókhozSzigetelések csövekhez és idomokhozTömítések csövekhez és idomokhozRögzítések csövekhezRögzítések csatlakozókhozPótalkatrészek
ezekhez: Rögzítések csatlakozókhozRendszertömítésekCsavarkészletek karimás kötésekhezGeberit Mapress ThermTherm rendszercsövekIdomokPótalkatrészek ezekhez: IdomokKarmantyúkPótalkatrészek
ezekhez: KarmantyúkSzűkítőkPótalkatrészek ezekhez: SzűkítőkÍvidomokPótalkatrészek ezekhez: ÍvidomokT-idomokPótalkatrészek ezekhez: T-idomokÁtmeneti idomok, oldhatatlanPótalkatrészek ezekhez:
Átmeneti idomok, oldhatatlanOldható átmeneti idomok és csatlakozókPótalkatrészek ezekhez: Oldható átmeneti idomok és csatlakozókAxiális kompenzátorokPótalkatrészek ezekhez: Axiális
kompenzátorokDugókPótalkatrészek ezekhez: DugókFűtési csatlakozó idomokPótalkatrészek ezekhez: Fűtési csatlakozó idomokGeberit Mapress kiegészítőkRendszertömítésekCsavarkészletek karimás
kötésekhezRögzítések csövekhezGeberit Mapress szénacélGeberit Mapress szénacélPótalkatrészek ezekhez: Geberit Mapress szénacélRendszercsövek 1.0034Rendszercsövek
1.0215KözdarabokKarmantyúkPótalkatrészek ezekhez: KarmantyúkSzűkítőkPótalkatrészek ezekhez: SzűkítőkÍvidomokPótalkatrészek ezekhez: ÍvidomokT-idomokPótalkatrészek ezekhez: T-idomokKereszt
idomokPótalkatrészek ezekhez: Kereszt idomokÁtmeneti idomok, oldhatatlanPótalkatrészek ezekhez: Átmeneti idomok, oldhatatlanOldható átmeneti idomok és csatlakozókPótalkatrészek ezekhez: Oldható
átmeneti idomok és csatlakozókAxiális kompenzátorokPótalkatrészek ezekhez: Axiális kompenzátorokDugókPótalkatrészek ezekhez: DugókFűtési csatlakozó idomokPótalkatrészek ezekhez: Fűtési csatlakozó
idomokGeberit Mapress szénacél, FKM kékPótalkatrészek ezekhez: Geberit Mapress szénacél, FKM kékRendszercsövek 1.0034Rendszercsövek 1.0215KözdarabokKarmantyúkPótalkatrészek ezekhez:
KarmantyúkSzűkítőkPótalkatrészek ezekhez: SzűkítőkÍvidomokPótalkatrészek ezekhez: ÍvidomokT-idomokPótalkatrészek ezekhez: T-idomokÁtmeneti idomok, oldhatatlanPótalkatrészek ezekhez: Átmeneti
idomok, oldhatatlanOldható átmeneti idomok és csatlakozókPótalkatrészek ezekhez: Oldható átmeneti idomok és csatlakozókDugókPótalkatrészek ezekhez: DugókKiegészítők Geberit Mapress
szénacélhozTömítések csövekhez és idomokhozBurkolatok csövekhezRögzítések csövekhezRögzítések csatlakozókhozRendszertömítésekCsavarkészletek karimás kötésekhezGeberit Mapress rézGeberit
Mapress rézPótalkatrészek ezekhez: Geberit Mapress rézKarmantyúkPótalkatrészek ezekhez: KarmantyúkSzűkítőkPótalkatrészek ezekhez: SzűkítőkÍvidomokPótalkatrészek ezekhez: ÍvidomokT-
idomokPótalkatrészek ezekhez: T-idomokBelső cirkulációPótalkatrészek ezekhez: Belső cirkulációKereszt idomokPótalkatrészek ezekhez: Kereszt idomokÁtmeneti idomok, oldhatatlanPótalkatrészek ezekhez:
Átmeneti idomok, oldhatatlanOldható átmeneti idomok és csatlakozókPótalkatrészek ezekhez: Oldható átmeneti idomok és csatlakozókDugókPótalkatrészek ezekhez: DugókCsatlakozókPótalkatrészek ezekhez:
CsatlakozókFűtési csatlakozó idomokPótalkatrészek ezekhez: Fűtési csatlakozó idomokGeberit Mapress réz, gázPótalkatrészek ezekhez: Geberit Mapress réz, gázKarmantyúkPótalkatrészek ezekhez:
KarmantyúkSzűkítőkPótalkatrészek ezekhez: SzűkítőkÍvidomokPótalkatrészek ezekhez: ÍvidomokT-idomokPótalkatrészek ezekhez: T-idomokÁtmeneti idomok, oldhatatlanPótalkatrészek ezekhez: Átmeneti
idomok, oldhatatlanOldható átmeneti idomok és csatlakozókPótalkatrészek ezekhez: Oldható átmeneti idomok és csatlakozókDugókPótalkatrészek ezekhez: DugókCsatlakozókPótalkatrészek ezekhez:
CsatlakozókGeberit Mapress réz, FKM kékPótalkatrészek ezekhez: Geberit Mapress réz, FKM kékKarmantyúkPótalkatrészek ezekhez: KarmantyúkSzűkítőkPótalkatrészek ezekhez:
SzűkítőkÍvidomokPótalkatrészek ezekhez: ÍvidomokT-idomokPótalkatrészek ezekhez: T-idomokÁtmeneti idomok, oldhatatlanPótalkatrészek ezekhez: Átmeneti idomok, oldhatatlanOldható átmeneti idomok és
csatlakozókPótalkatrészek ezekhez: Oldható átmeneti idomok és csatlakozókDugókPótalkatrészek ezekhez: DugókKiegészítők Geberit Mapress rézhezPótalkatrészek ezekhez: Kiegészítők Geberit Mapress
rézhezSzigetelések csatlakozókhozTömítések csövekhez és idomokhozBurkolatok csövekhezRögzítések csövekhezRögzítések csatlakozókhozPótalkatrészek ezekhez: Rögzítések
csatlakozókhozRendszertömítésekCsavarkészletek karimás kötésekhezGeberit higiéniai rendszerHigiéniai öblítőberendezésekPótalkatrészek ezekhez: Higiéniai öblítőberendezésekHigiéniai öblítőberendezések
tartozékaiÉrzékelőkKábelTérfogatáram korlátozóBurkolatok és takarólapokÖblítőtartályok és WC-vezérlők higiéniai öblítésselPótalkatrészek ezekhez: Öblítőtartályok és WC-vezérlők higiéniai
öblítésselBeépíthető higiéniai öblítőberendezésekPótalkatrészek ezekhez: Beépíthető higiéniai öblítőberendezésekKiegészítők öblítőtartályok és WC-vezérlők számára, higiéniai öblítésselPótalkatrészek ezekhez:
Kiegészítők öblítőtartályok és WC-vezérlők számára, higiéniai öblítésselÉrzékelőkKábelHálózati csatlakozó egységekPótalkatrészek ezekhez: Hálózati csatlakozó egységekHálózati